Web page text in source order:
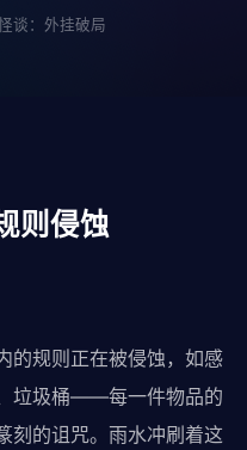
谈：外挂破局
则侵蚀
的规则正在被侵蚀，如感
垃圾桶——每一件物品的
刻的诅咒。雨水冲刷着这